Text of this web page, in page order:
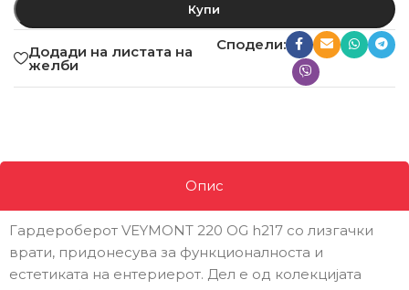
Купи
Додади на листата на
желби
Сподели:
Опис
Гардероберот VEYMONT 220 OG h217 со лизгачки
врати, придонесува за функционалноста и
естетиката на ентериерот. Дел е од колекцијата